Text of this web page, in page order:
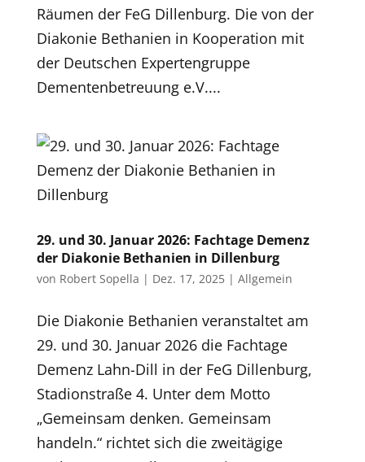
Räumen der FeG Dillenburg. Die von der
Diakonie Bethanien in Kooperation mit
der Deutschen Expertengruppe
Dementenbetreuung e.V....
29. und 30. Januar 2026: Fachtage Demenz
der Diakonie Bethanien in Dillenburg
von Robert Sopella | Dez. 17, 2025| Allgemein
Die Diakonie Bethanien veranstaltet am
29. und 30. Januar 2026 die Fachtage
Demenz Lahn-Dill in der FeG Dillenburg,
Stadionstraße 4. Unter dem Motto
„Gemeinsam denken. Gemeinsam
handeln.“ richtet sich die zweitägige